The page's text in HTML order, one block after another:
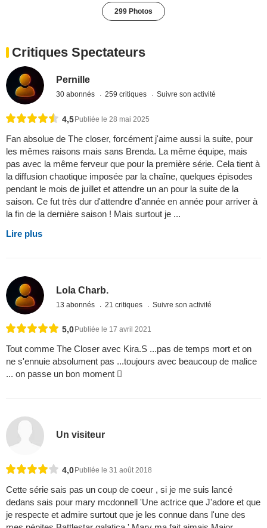
299 Photos
Critiques Spectateurs
Pernille
30 abonnés 259 critiques Suivre son activité
4,5 Publiée le 28 mai 2025
Fan absolue de The closer, forcément j'aime aussi la suite, pour
les mêmes raisons mais sans Brenda. La même équipe, mais
pas avec la même ferveur que pour la première série. Cela tient à
la diffusion chaotique imposée par la chaîne, quelques épisodes
pendant le mois de juillet et attendre un an pour la suite de la
saison. Ce fut très dur d'attendre d'année en année pour arriver à
la fin de la dernière saison ! Mais surtout je ...
Lire plus
Lola Charb.
13 abonnés 21 critiques Suivre son activité
5,0 Publiée le 17 avril 2021
Tout comme The Closer avec Kira.S ...pas de temps mort et on
ne s'ennuie absolument pas ...toujours avec beaucoup de malice
... on passe un bon moment 
Un visiteur
4,0Publiée le 31 août 2018
Cette série sais pas un coup de coeur , si je me suis lancé
dedans sais pour mary mcdonnell 'Une actrice que J'adore et que
je respecte et admire surtout que je les connue dans l'une des